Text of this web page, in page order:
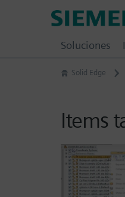
Solid Edge
Items
Soluciones